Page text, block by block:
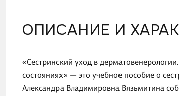
ОПИСАНИЕ И
«Сестринский уход в
состояниях» — это учебное пособие о
Александра Владимировна Вязьмитина